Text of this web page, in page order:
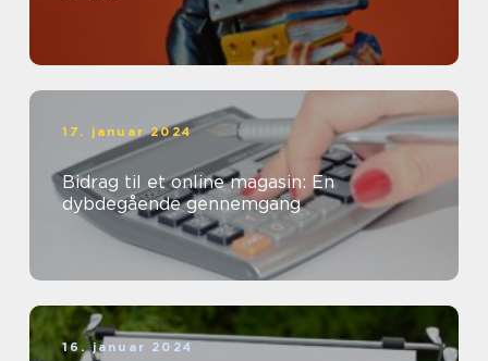
17. januar 2024
Bidrag til et online magasin: En
dybdegående gennemgang
16. januar 2024